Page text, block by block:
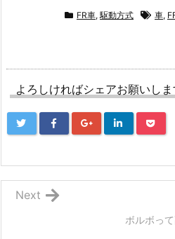
収納ボックス 3Dトレイ
小物入れ 車種専用設計 内
アー 80系, LEDセンサー
灯
ゴ
工
3
FR車, 駆動方式 車,
よろしければシェアお願いしま
ボルボっ
Next